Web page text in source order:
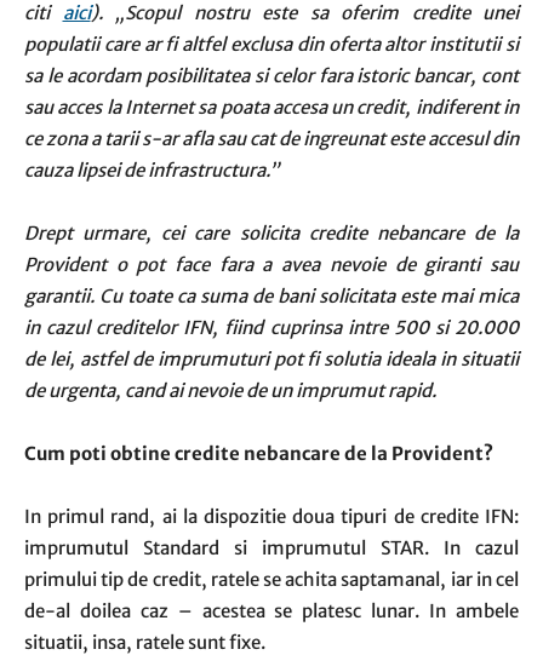
citi aici). „Scopul nostru este sa oferim credite unei
populatii care ar fi altfel exclusa din oferta altor institutii si
sa le acordam posibilitatea si celor fara istoric bancar, cont
sau acces la Internet sa poata accesa un credit, indiferent in
ce zona a tarii s-ar afla sau cat de ingreunat este accesul din
cauza lipsei de infrastructura.”
Drept urmare, cei care solicita credite nebancare de la
Provident o pot face fara a avea nevoie de giranti sau
garantii. Cu toate ca suma de bani solicitata este mai mica
in cazul creditelor IFN, fiind cuprinsa intre 500 si 20.000
de lei, astfel de imprumuturi pot fi solutia ideala in situatii
de urgenta, cand ai nevoie de un imprumut rapid.
Cum poti obtine credite nebancare de la Provident?
In primul rand, ai la dispozitie doua tipuri de credite IFN:
imprumutul Standard si imprumutul STAR. In cazul
primului tip de credit, ratele se achita saptamanal, iar in cel
de-al doilea caz – acestea se platesc lunar. In ambele
situatii, insa, ratele sunt fixe.